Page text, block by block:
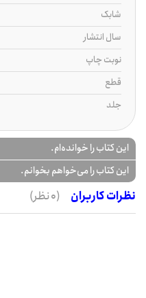
شابک
سال انتشار
نوبت چاپ
قطع
جلد
این کتاب را خوانده‌ام.
این کتاب را می‌خواهم بخوانم.
نظرات کاربران
(0 نظر)